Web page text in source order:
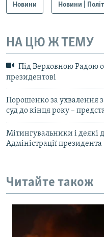
Новини Новини |
НА ЦЮ Ж ТЕМУ
Під Верховною Радою
президентові
Порошенко за ухвалення
суд до кінця року –
Мітингувальники і деякі
Адміністрації президента
Читайте також